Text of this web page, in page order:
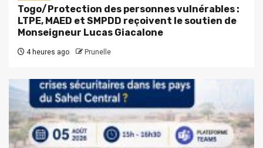
Togo/Protection des personnes vulnérables :
LTPE, MAED et SMPDD reçoivent le soutien de
Monseigneur Lucas Giacalone
4 heures ago Prunelle